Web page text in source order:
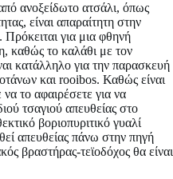
ανοξείδωτο ατσάλι, όπως
είναι απαραίτητη στην
Πρόκειται για μια φθηνή
καθώς το καλάθι με τον
κατάλληλο για την παρασκευή
και rooibos. Καθώς είναι
το αφαιρέσετε για να
τσαγιού απευθείας στο
βοριοπυριτικό γυαλί
απευθείας πάνω στην πηγή
βραστήρας-τεϊοδόχος θα είναι